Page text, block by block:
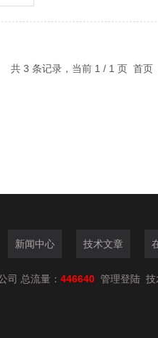
共 3 条记录，当前 1 / 1 页 首
新闻中心 技术文章
司 总流量： 446640 管理登陆 技